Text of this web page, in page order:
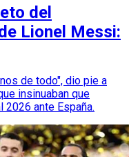
del
Lionel Messi:
de todo", dio pie a
insinuaban que
2026 ante España.